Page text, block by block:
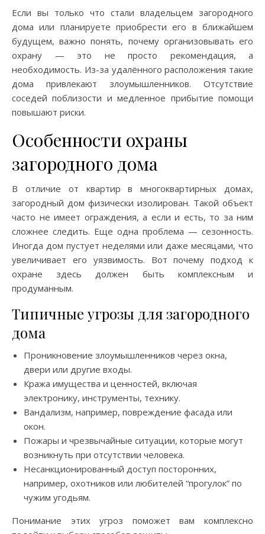
Если вы только что стали владельцем загородного
дома или планируете приобрести его в ближайшем
будущем, важно понять, почему организовывать его
охрану — это не просто рекомендация, а
необходимость. Из-за удалённого расположения такие
дома привлекают злоумышленников. Отсутствие
соседей поблизости и медленное прибытие помощи
повышают риски.
Особенности охраны
загородного дома
В отличие от квартир в многоквартирных домах,
загородный дом физически изолирован. Такой объект
часто не имеет ограждения, а если и есть, то за ним
сложнее следить. Еще одна проблема — сезонность.
Иногда дом пустует неделями или даже месяцами, что
увеличивает его уязвимость. Вот почему подход к
охране здесь должен быть комплексным и
продуманным.
Типичные угрозы для загородного
дома
Проникновение злоумышленников через окна,
двери или другие входы.
Кража имущества и ценностей, включая
электронику, инструменты, технику.
Вандализм, например, повреждение фасада или
окон.
Пожары и чрезвычайные ситуации, которые могут
возникнуть при отсутствии человека.
Несанкционированный доступ посторонних,
например, охотников или любителей “прогулок” по
чужим угодьям.
Понимание этих угроз поможет вам комплексно